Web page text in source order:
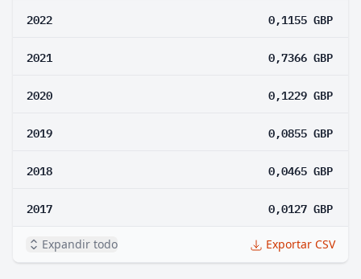
2022 0,1155 GBP
2021 0,7366 GBP
2020 0,1229 GBP
2019 0,0855 GBP
2018 0,0465 GBP
2017 0,0127 GBP
Expandir todo Exportar CSV